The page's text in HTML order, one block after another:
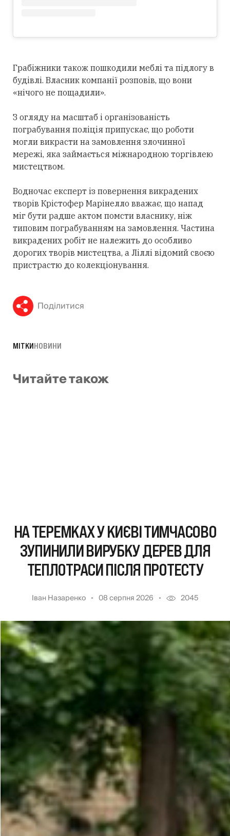
Грабіжники також пошкодили меблі та підлогу в
будівлі. Власник компанії розповів, що вони
«нічого не пощадили».
З огляду на масштаб і організованість
пограбування поліція припускає, що роботи
могли викрасти на замовлення злочинної
мережі, яка займається міжнародною торгівлею
мистецтвом.
Водночас експерт із повернення викрадених
творів Крістофер Марінелло вважає, що напад
міг бути радше актом помсти власнику, ніж
типовим пограбуванням на замовлення. Частина
викрадених робіт не належить до особливо
дорогих творів мистецтва, а Ліллі відомий своєю
пристрастю до колекціонування.
Поділитися
МІТКИНОВИНИ
Читайте також
НА ТЕРЕМКАХ У КИЄВІ ТИМЧАСОВО
ЗУПИНИЛИ ВИРУБКУ ДЕРЕВ ДЛЯ
ТЕПЛОТРАСИ ПІСЛЯ ПРОТЕСТУ
Іван Назаренко 08 серпня 2026 2045